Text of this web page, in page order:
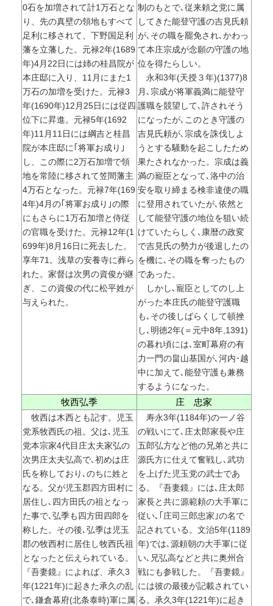
0石を加増されて計1万石とな
り、先の真壁の領地もすべて
足利に移されて、下野国足利
藩を立藩した。元禄2年(1689
年)4月22日には姉の桂昌院が
本庄邸に入り、11月にまた1
万石の加増を受けた。元禄3
年(1690年)12月25日には従四
位下に昇進。元禄5年(1692
年)11月11日には綱吉と桂昌
院が本庄邸に｢将軍お成り｣
し、この際に2万石加増で領
地を常陸に移されて笠間藩主
4万石となった。元禄7年(169
4年)4月の｢将軍お成り｣の際
にもさらに1万石加増と侍従
の官職を受けた。元禄12年(1
699年)8月16日に死去した。
享年71。浅草の安養寺に葬ら
れた。家督は次男の資俊が継
ぎ、この資俊の代に松平姓が
与えられた。
制のもとで､従来頼之党に属
してきた能登守護の吉見氏頼
が､その職を罷免され､かわっ
て本庄宗成が念願の守護の地
位を得たらしい。
永和3年(天授３年)(1377)8
月､宗成が将軍義満に能登守
護職を競望して､許されそう
になったが､このとき守護の
吉見氏頼が､宗成を誅伐しよ
うとする騒動を起こしたため
果たされなかった。宗成は義
満の寵臣となって､洛中の治
安を取り締まる検非違使の職
に登用されていたが､依然と
して能登守護の地位を狙い続
けていたらしく､康暦の政変
で吉見氏の勢力が後退したの
を機に､その職を奪ったもの
であった。
しかし､寵臣としてのし上
がった本庄氏の能登守護職
も､その後しばらくして頓挫
し､明徳2年(＝元中8年,1391)
の暮れ頃には､室町幕府の有
力一門の畠山基国が､河内･越
中に加えて､能登守護も兼務
するようになった。
牧西弘季
庄 忠家
牧西は木西とも記す。児玉
党系牧西氏の祖。父は､児玉
党本宗家4代目庄太夫家弘の
次男庄太夫弘高で､初めは庄
氏を称しており､のちに姓と
なる。父が児玉郡四方田村に
居住し､四方田氏の祖となっ
た事で､弘季も四方田四郎を
称した。その後､弘季は児玉
郡の牧西村に居住し牧西氏祖
となったと伝えられている。
『吾妻鏡』によれば、承久3
年(1221年)に起きた承久の乱
で､鎌倉幕府(北条泰時)軍に属
寿永3年(1184年)の一ノ谷
の戦いにて､庄太郎家長や庄
五郎弘方など他の兄弟と共に
源氏方に仕えて奮戦し､武功
を上げた児玉党の武士であ
る。『吾妻鏡』には､庄太郎
家長と共に源範頼の大手軍に
従い､｢庄司三郎忠家｣の名で
記されている。文治5年(1189
年)では､源頼朝の大手軍に従
い､兄弘高などと共に奥州合
戦にも参戦した。『吾妻鏡』
には彼の最後が記載されてい
る。承久3年(1221年)に起き